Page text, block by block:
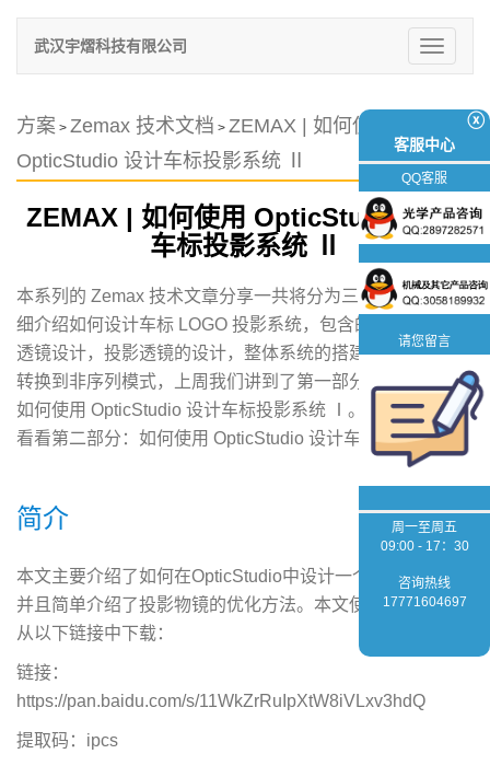
切
换
武汉宇熠科技有限公司
方案 > Zemax 技术文档 > ZEMAX | 如何使用
OpticStudio 设计车标投影系统 Ⅱ
ZEMAX | 如何使用 OpticStudio 设计
车标投影系统 Ⅱ
本系列的 Zemax 技术文章分享一共将分为三个章节，会详
细介绍如何设计车标 LOGO 投影系统，包含的内容有照明
透镜设计，投影透镜的设计，整体系统的搭建和如何从序列
转换到非序列模式，上周我们讲到了第一部分：ZEMAX |
如何使用 OpticStudio 设计车标投影系统 Ⅰ。
下面我们来
看看第二部分：如何使用 OpticStudio 设计车标投影系统 Ⅱ
简介
本文主要介绍了如何在OpticStudio中设计一个投影物镜，
并且简单介绍了投影物镜的优化方法。本文使用到的附件请
从以下链接中下载：
链接：
https://pan.baidu.com/s/11WkZrRuIpXtW8iVLxv3hdQ
提取码：ipcs
ⓧ
客服中心
QQ客服
请您留言
周一至周五
09:00 - 17：30
咨询热线
17771604697